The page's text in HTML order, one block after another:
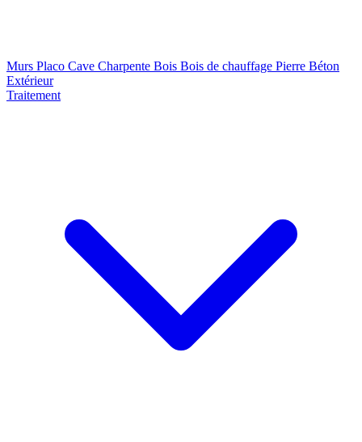
Murs Placo Cave Charpente Bois Bois de chauffage Pierre Béton
Extérieur
Traitement